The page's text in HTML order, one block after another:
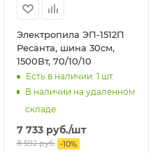
Электропила ЭП-1512П
Ресанта, шина 30см,
1500Вт, 70/10/10
Есть в наличии: 1 шт.
В наличии на удаленном
складе
7 733руб./шт
8 592руб. -10%